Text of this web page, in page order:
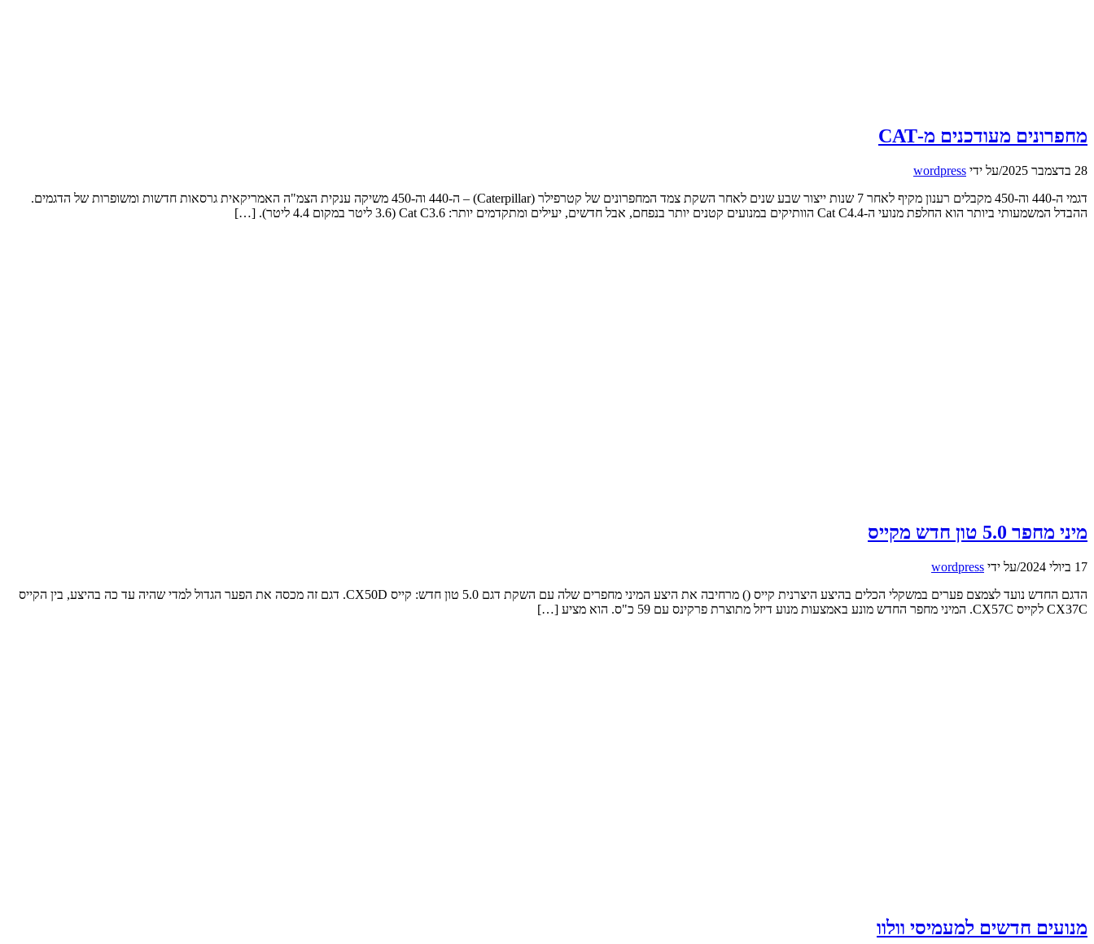
מחפרונים מעודכנים מ-CAT
28 בדצמבר 2025 /על ידי wordpress
דגמי ה-440 וה-450 מקבלים רענון מקיף לאחר 7 שנות ייצור שבע שנים לאחר השקת צמד המחפרונים של קטרפילר (Caterpillar) – ה-440 וה-450 משיקה ענקית הצמ"ה האמריקאית גרסאות חדשות ומשופרות של הדגמים.
ההבדל המשמעותי ביותר הוא החלפת מנועי ה-Cat C4.4 הוותיקים במנועים קטנים יותר בנפחם, אבל חדשים, יעילים ומתקדמים יותר: Cat C3.6 (3.6 ליטר במקום 4.4 ליטר). […]
מיני מחפר 5.0 טון חדש מקייס
17 ביולי 2024 /על ידי wordpress
הדגם החדש נועד לצמצם פערים במשקלי הכלים בהיצע היצרנית קייס () מרחיבה את היצע המיני מחפרים שלה עם השקת דגם 5.0 טון חדש: קייס CX50D. דגם זה מכסה את הפער הגדול למדי שהיה עד כה בהיצע, בין הקייס
CX37C לקייס CX57C. המיני מחפר החדש מונע באמצעות מנוע דיזל מתוצרת פרקינס עם 59 כ"ס. הוא מציע […]
מנועים חדשים למעמיסי וולוו